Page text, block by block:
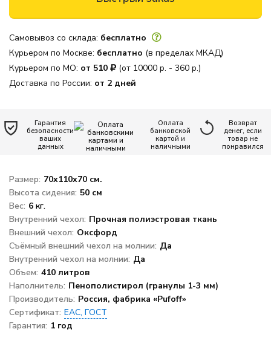
кресла
Пуфики для
офиса
Дизайнерские
пуф-груши
Кресло-
подушка
Пуфики для
ног
Декоративные
подушки
подушки
Наполнитель
Самовывоз со склада: бесплатно
Курьером по Москве: бесплатно (в пределах МКАД)
Курьером по МО: от 510
(от 10000 р. - 360 р.)
Доставка по России: от 2 дней
Гарантия
безопасности
ваших
данных
Оплата
банковской
картой и
наличными
Возврат
денег, если
товар не
понравился
Размер: 70x110x70 см.
Высота сидения: 50 см
Вес: 6 кг.
Внутренний чехол: Прочная полиэстровая ткань
Внешний чехол: Оксфорд
Съёмный внешний чехол на молнии: Да
Внутренний чехол на молнии: Да
Объем: 410 литров
Наполнитель: Пенополистирол (гранулы 1-3 мм)
Производитель: Россия, фабрика «Pufoff»
Сертификат: ЕАС, ГОСТ
Гарантия: 1 год